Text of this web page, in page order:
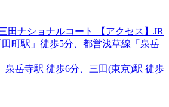
田ナショナルコート 【アクセス】JR
町駅」徒歩5分、都営浅草線「泉岳
泉岳寺駅 徒歩6分、三田(東京)駅 徒歩